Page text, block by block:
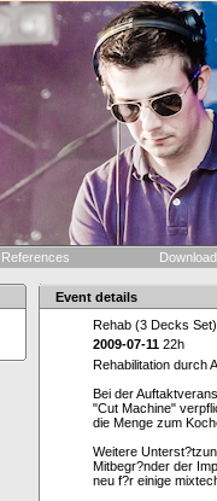
References
Event details
Rehab (3 Decks Set)
2009-07-11 22h
Rehabilitation durch
Bei der
"Cut Machine"
die Menge zum
Weitere
Mitbegr?nder der
neu f?r einige